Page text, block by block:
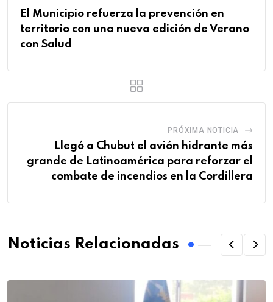
El Municipio refuerza la prevención en
territorio con una nueva edición de Verano
con Salud
PRÓXIMA NOTICIA
Llegó a Chubut el avión hidrante más
grande de Latinoamérica para reforzar el
combate de incendios en la Cordillera
Noticias Relacionadas